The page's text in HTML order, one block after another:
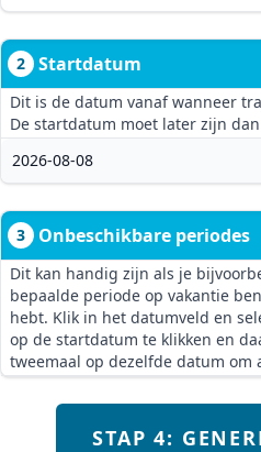
2 Startdatum
Dit is de datum vanaf wanneer
De startdatum moet later zijn
3 Onbeschikbare periodes
Dit kan handig zijn als je
bepaalde periode op vakantie
hebt. Klik in het datumveld en
op de startdatum te klikken en
tweemaal op dezelfde datum om
STAP 4: